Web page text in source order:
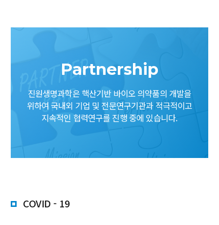
Partnership
진원생명과학은 핵산기반 바이오 의약품의 개발을
위하여국내외 기업 및 전문연구기관과 적극적이고
지속적인 협력연구를 진행 중에 있습니다.
COVID - 19